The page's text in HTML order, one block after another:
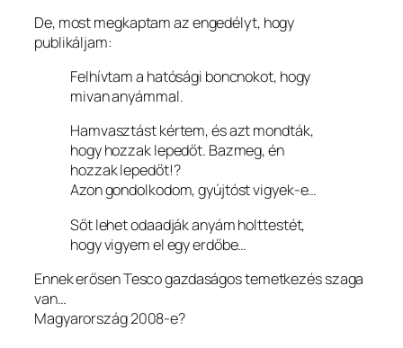
De, most megkaptam az engedélyt, hogy
publikáljam:
Felhívtam a hatósági boncnokot, hogy
mivan anyámmal.
Hamvasztást kértem, és azt mondták,
hogy hozzak lepedőt. Bazmeg, én
hozzak lepedőt!?
Azon gondolkodom, gyújtóst vigyek-e…
Sőt lehet odaadják anyám holttestét,
hogy vigyem el egy erdőbe…
Ennek erősen Tesco gazdaságos temetkezés szaga
van…
Magyarország 2008-e?